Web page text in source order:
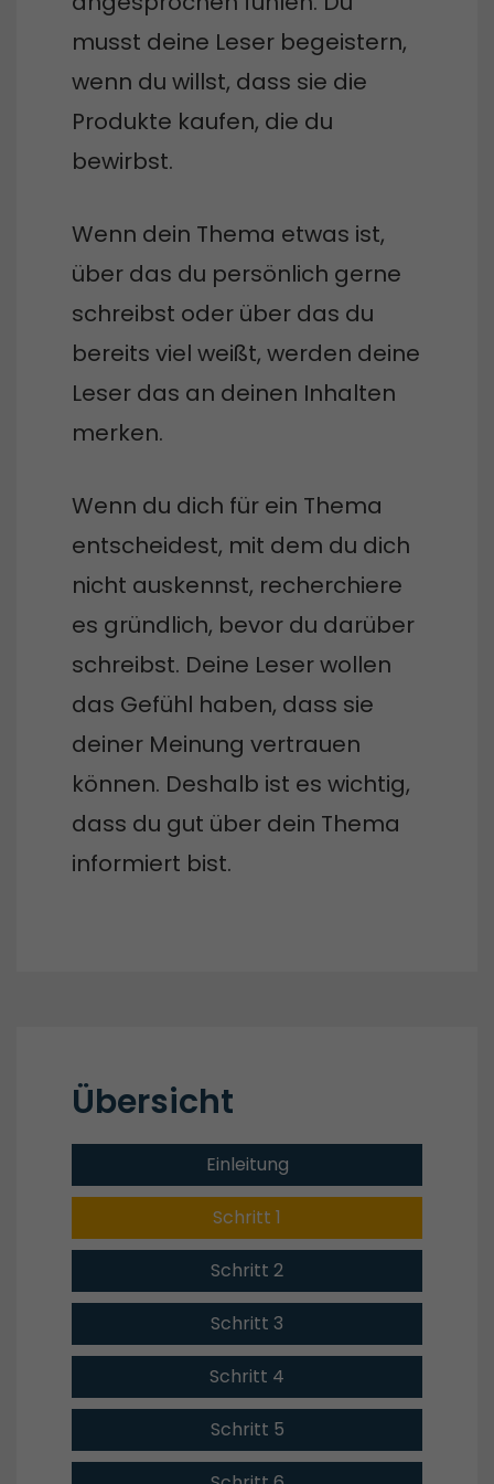
musst deine Leser begeistern,
wenn du willst, dass sie die
Produkte kaufen, die du
bewirbst.
Wenn dein Thema etwas ist,
über das du persönlich gerne
schreibst oder über das du
bereits viel weißt, werden deine
Leser das an deinen Inhalten
merken.
Wenn du dich für ein Thema
entscheidest, mit dem du dich
nicht auskennst, recherchiere
es gründlich, bevor du darüber
schreibst. Deine Leser wollen
das Gefühl haben, dass sie
deiner Meinung vertrauen
können. Deshalb ist es wichtig,
dass du gut über dein Thema
informiert bist.
Übersicht
Einleitung
Schritt 1
Schritt 2
Schritt 3
Schritt 4
Schritt 5